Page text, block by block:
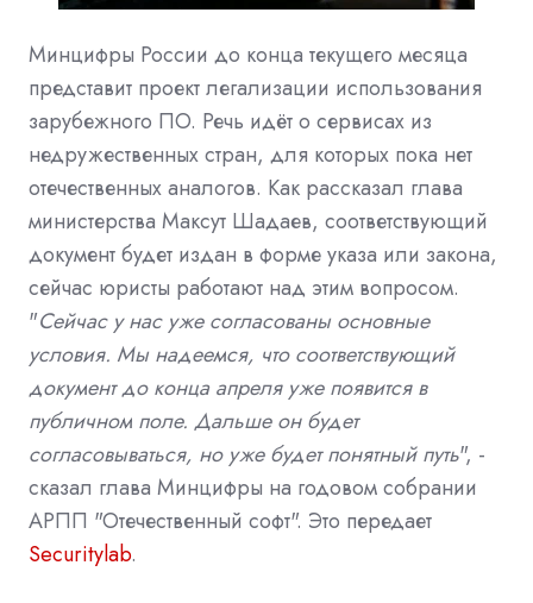
Минцифры России до конца текущего месяца
представит проект легализации использования
зарубежного ПО. Речь идёт о сервисах из
недружественных стран, для которых пока нет
отечественных аналогов. Как рассказал глава
министерства Максут Шадаев, соответствующий
документ будет издан в форме указа или закона,
сейчас юристы работают над этим вопросом.
"Сейчас у нас уже согласованы основные
условия. Мы надеемся, что соответствующий
документ до конца апреля уже появится в
публичном поле. Дальше он будет
согласовываться, но уже будет понятный путь", -
сказал глава Минцифры на годовом собрании
АРПП "Отечественный софт". Это передает
Securitylab.